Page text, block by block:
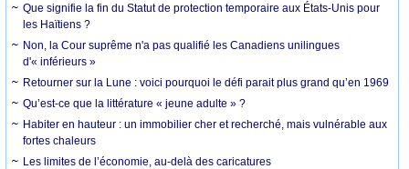
Que signifie la fin du Statut de protection temporaire aux États-Unis pour
les Haïtiens ?
Non, la Cour suprême n'a pas qualifié les Canadiens unilingues
d'« inférieurs »
Retourner sur la Lune : voici pourquoi le défi parait plus grand qu’en 1969
Qu’est-ce que la littérature « jeune adulte » ?
Habiter en hauteur : un immobilier cher et recherché, mais vulnérable aux
fortes chaleurs
Les limites de l’économie, au-delà des caricatures